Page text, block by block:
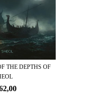
THE DEPTHS OF